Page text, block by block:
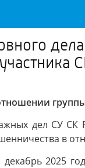
дел СУ СК
в
2025